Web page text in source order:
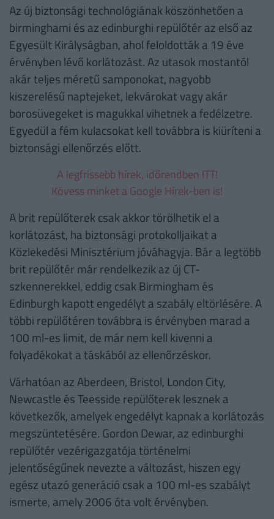
Az új biztonsági technológiának köszönhetően a
birminghami és az edinburghi repülőtér az első az
Egyesült Királyságban, ahol feloldották a 19 éve
érvényben lévő korlátozást. Az utasok mostantól
akár teljes méretű samponokat, nagyobb
kiszerelésű naptejeket, lekvárokat vagy akár
borosüvegeket is magukkal vihetnek a fedélzetre.
Egyedül a fém kulacsokat kell továbbra is kiüríteni a
biztonsági ellenőrzés előtt.
A legfrissebb hírek, időrendben ITT!
Kövess minket a Google Hírek-ben is!
A brit repülőterek csak akkor törölhetik el a
korlátozást, ha biztonsági protokolljaikat a
Közlekedési Minisztérium jóváhagyja. Bár a legtöbb
brit repülőtér már rendelkezik az új CT-
szkennerekkel, eddig csak Birmingham és
Edinburgh kapott engedélyt a szabály eltörlésére. A
többi repülőtéren továbbra is érvényben marad a
100 ml-es limit, de már nem kell kivenni a
folyadékokat a táskából az ellenőrzéskor.
Várhatóan az Aberdeen, Bristol, London City,
Newcastle és Teesside repülőterek lesznek a
következők, amelyek engedélyt kapnak a korlátozás
megszüntetésére. Gordon Dewar, az edinburghi
repülőtér vezérigazgatója történelmi
jelentőségűnek nevezte a változást, hiszen egy
egész utazó generáció csak a 100 ml-es szabályt
ismerte, amely 2006 óta volt érvényben.